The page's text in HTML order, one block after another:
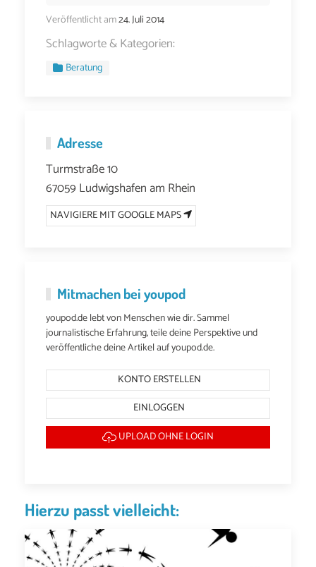
Veröffentlicht am24. Juli 2014
Schlagworte & Kategorien:
Beratung
Adresse
Turmstraße 10
67059 Ludwigshafen am Rhein
NAVIGIERE MIT GOOGLE MAPS
Mitmachen bei youpod
youpod.de lebt von Menschen wie dir. Sammel
journalistische Erfahrung, teile deine Perspektive und
veröffentliche deine Artikel auf youpod.de.
KONTO ERSTELLEN
EINLOGGEN
UPLOAD OHNE LOGIN
Hierzu passt vielleicht: